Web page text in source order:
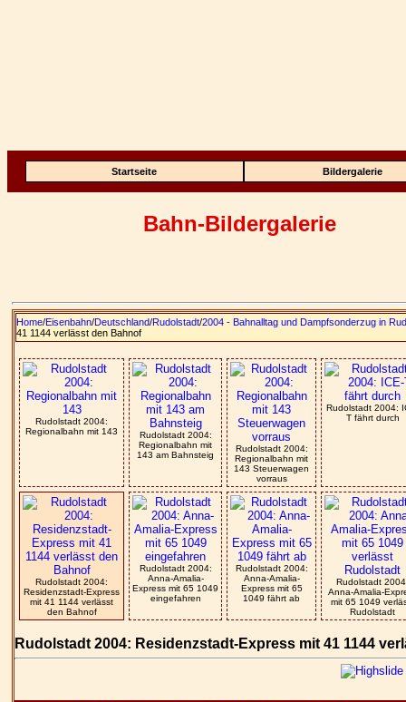
Startseite Bildergalerie
Bahn-Bildergalerie
Home/Eisenbahn/Deutschland/Rudolstadt/2004 - Bahnalltag und Dampfsonderzug in
41 1144 verlässt den Bahnof
Rudolstadt 2004:
Regionalbahn mit 143
Rudolstadt 2004:
Regionalbahn mit
143 am Bahnsteig
Rudolstadt 2004:
Regionalbahn mit
143 Steuerwagen
vorraus
Rudolstadt 2004:
T fährt durch
Rudolstadt 2004:
Residenzstadt-Express
mit 41 1144 verlässt
den Bahnof
Rudolstadt 2004:
Anna-Amalia-
Express mit 65 1049
eingefahren
Rudolstadt 2004:
Anna-Amalia-
Express mit 65
1049 fährt ab
Rudolstadt
Anna-Amalia-
mit 65 1049
Rudolstadt
Rudolstadt 2004: Residenzstadt-Express mit 41 1144